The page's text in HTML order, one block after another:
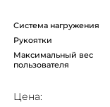
Система нагружения
Рукоятки
Максимальный вес
пользователя
Цена: